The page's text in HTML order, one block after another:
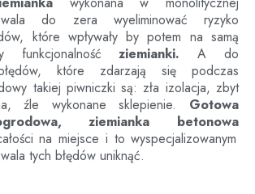
do zera wyeliminować ryzyko
które wpływały by potem na samą
funkcjonalnośćziemianki. A do
które zdarzają się podczas
takiej piwniczki są: zła izolacja, zbyt
źle wykonane sklepienie. Gotowa
ziemianka betonowa
na miejsce i to wyspecjalizowanym
tych błędów uniknąć.